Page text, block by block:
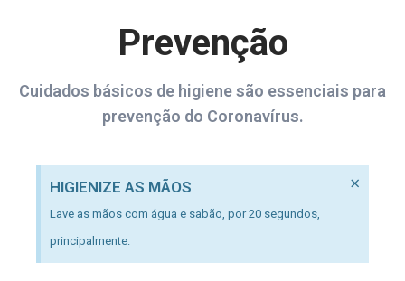
Prevenção
Cuidados básicos de higiene são essenciais para
prevenção do Coronavírus.
HIGIENIZE AS MÃOS
Lave as mãos com água e sabão, por 20 segundos,
principalmente:
×